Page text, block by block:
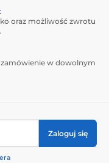
oraz możliwość zwrotu
zamówienie w dowolnym
Zaloguj się